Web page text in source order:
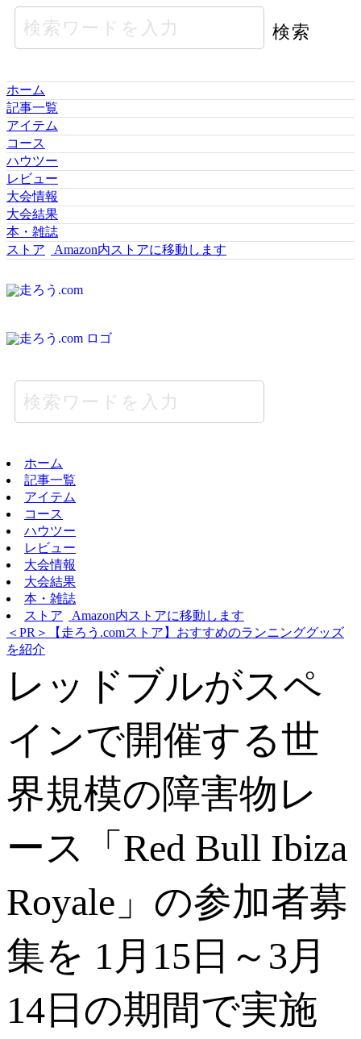
ホーム
記事一覧
アイテム
コース
ハウツー
レビュー
大会情報
大会結果
本・雑誌
ストア
Amazon内ストアに移動します
ホーム
記事一覧
アイテム
コース
ハウツー
レビュー
大会情報
大会結果
本・雑誌
ストア
Amazon内ストアに移動します
＜PR＞【走ろう.comストア】おすすめのランニンググッズ
を紹介
レッドブルがスペ
インで開催する世
界規模の障害物レ
ース「Red Bull Ibiza
Royale」の参加者募
集を 1月15日～3月
14日の期間で実施